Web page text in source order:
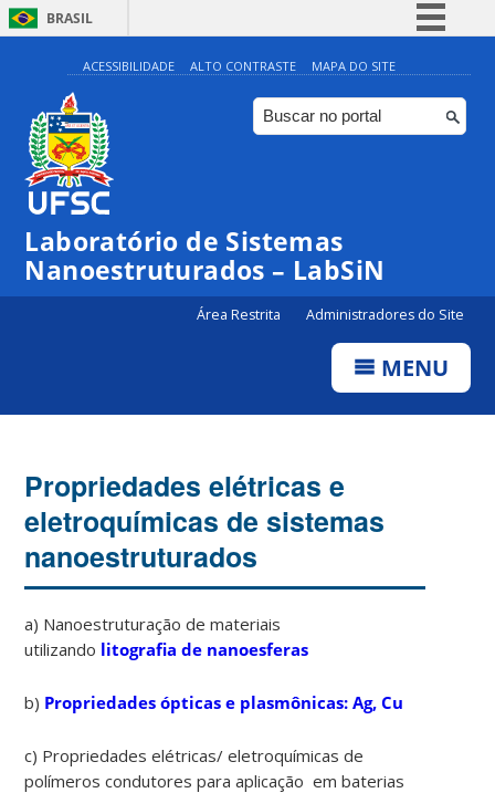
BRASIL
Simplifique!
Comunica BR
Participe
Canais
ACESSIBILIDADE ALTO CONTRASTE MAPA DO SITE
Laboratório de Sistemas
Nanoestruturados – LabSiN
Área Restrita Administradores do Site
MENU
Propriedades elétricas e
eletroquímicas de sistemas
nanoestruturados
a) Nanoestruturação de materiais
utilizando litografia de nanoesferas
b) Propriedades ópticas e plasmônicas: Ag, Cu
c) Propriedades elétricas/ eletroquímicas de
polímeros condutores para aplicação em baterias